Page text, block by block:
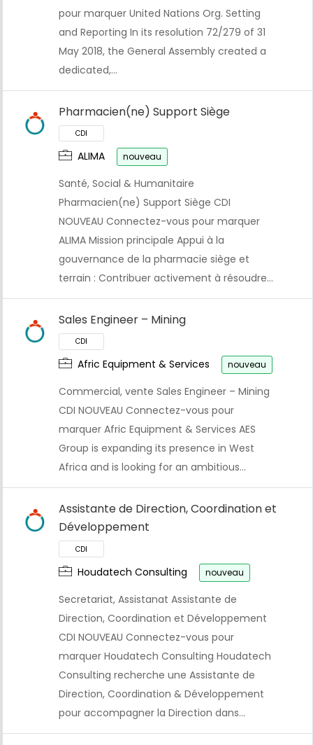
CDI
CDI
pour marquer United Nations Org. Setting
and Reporting In its resolution 72/279 of 31
May 2018, the General Assembly created a
dedicated,…
Pharmacien(ne) Support Siège
ALIMA nouveau
Santé, Social & Humanitaire
Pharmacien(ne) Support Siège CDI
NOUVEAU Connectez-vous pour marquer
ALIMA Mission principale Appui à la
gouvernance de la pharmacie siège et
terrain : Contribuer activement à résoudre…
Sales Engineer – Mining
Afric Equipment & Services nouveau
Commercial, vente Sales Engineer – Mining
CDI NOUVEAU Connectez-vous pour
marquer Afric Equipment & Services AES
Group is expanding its presence in West
Africa and is looking for an ambitious…
Assistante de Direction, Coordination et
Développement
Houdatech Consulting nouveau
Secretariat, Assistanat Assistante de
Direction, Coordination et Développement
CDI NOUVEAU Connectez-vous pour
marquer Houdatech Consulting Houdatech
Consulting recherche une Assistante de
Direction, Coordination & Développement
pour accompagner la Direction dans…